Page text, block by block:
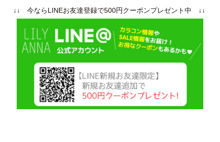
↓↓ 今ならLINEお友達登録で500円クーポンプレゼント中 ↓↓